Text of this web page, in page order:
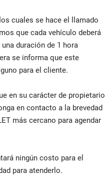
cuales se hace el llamado
que cada vehículo deberá
duración de 1 hora
se informa que este
para el cliente.
en su carácter de propietario
en contacto a la brevedad
más cercano para agendar
ningún costo para el
para atenderlo.